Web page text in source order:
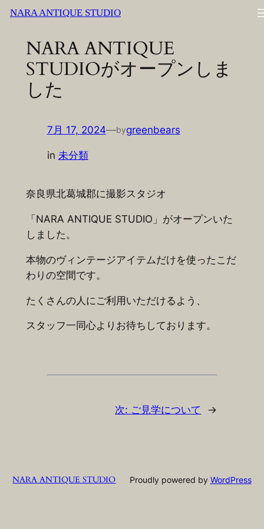
内
NARA ANTIQUE STUDIO
NARA ANTIQUE
STUDIOがオープンしま
した
7月 17, 2024—bygreenbears
in 未分類
奈良県北葛城郡に撮影スタジオ
「NARA ANTIQUE STUDIO」がオープンいた
しました。
本物のヴィンテージアイテムだけを使ったこだ
わりの空間です。
たくさんの人にご利用いただけるよう、
スタッフ一同心よりお待ちしております。
次: ご見学について →
NARA ANTIQUE STUDIO Proudly powered by WordPress